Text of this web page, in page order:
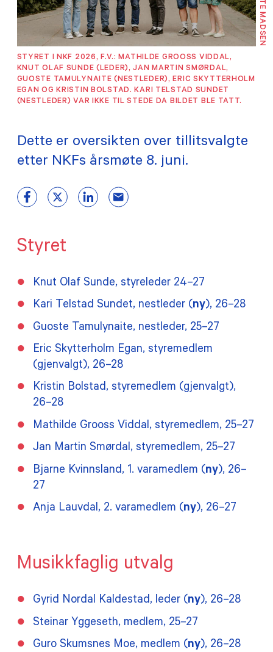
TILSKUDD
MEDLEMSKAP
PRAKTISK INFORMASJON
STYRET I NKF 2026, F.V.: MATHILDE GROOSS VIDDAL,
KNUT OLAF SUNDE (LEDER), JAN MARTIN SMØRDAL,
GUOSTE TAMULYNAITE (NESTLEDER), ERIC SKYTTERHOLM
EGAN OG KRISTIN BOLSTAD. KARI TELSTAD SUNDET
(NESTLEDER) VAR IKKE TIL STEDE DA BILDET BLE TATT.
Dette er oversikten over tillitsvalgte
etter NKFs årsmøte 8. juni.
Styret
Knut Olaf Sunde, styreleder 24–27
Kari Telstad Sundet, nestleder (ny), 26–28
Guoste Tamulynaite, nestleder, 25–27
Eric Skytterholm Egan, styremedlem
(gjenvalgt), 26–28
Kristin Bolstad, styremedlem (gjenvalgt),
26–28
Mathilde Grooss Viddal, styremedlem, 25–27
Jan Martin Smørdal, styremedlem, 25–27
Bjarne Kvinnsland, 1. varamedlem (ny), 26–
27
Anja Lauvdal, 2. varamedlem (ny), 26–27
Musikkfaglig utvalg
Gyrid Nordal Kaldestad, leder (ny), 26–28
Steinar Yggeseth, medlem, 25–27
Guro Skumsnes Moe, medlem (ny), 26–28